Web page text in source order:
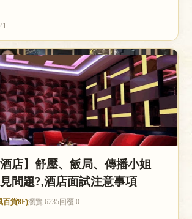
酒店】舒壓、飯局、傳播小姐
問題?,酒店面試注意事項
百貨8F)瀏覽 6235回覆 0